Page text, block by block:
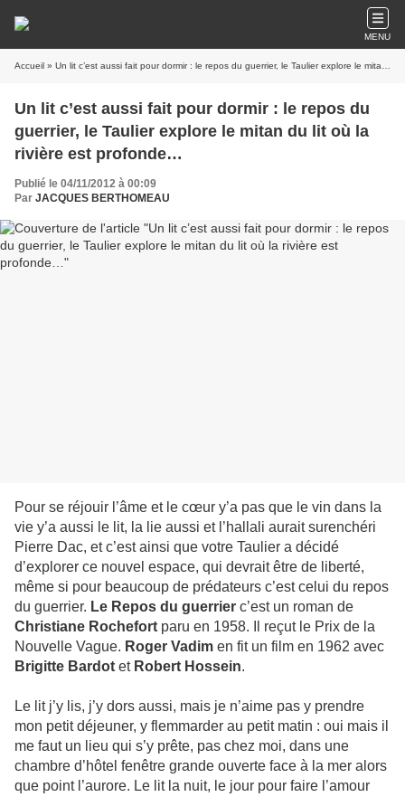
MENU
Accueil » Un lit c’est aussi fait pour dormir : le repos du guerrier, le Taulier explore le mitan du lit où la rivière est profonde…
Un lit c’est aussi fait pour dormir : le repos du
guerrier, le Taulier explore le mitan du lit où la
rivière est profonde…
Publié le 04/11/2012 à 00:09
Par JACQUES BERTHOMEAU
Pour se réjouir l’âme et le cœur y’a pas que le vin dans la
vie y’a aussi le lit, la lie aussi et l’hallali aurait surenchéri
Pierre Dac, et c’est ainsi que votre Taulier a décidé
d’explorer ce nouvel espace, qui devrait être de liberté,
même si pour beaucoup de prédateurs c’est celui du repos
du guerrier. Le Repos du guerrier c’est un roman de
Christiane Rochefort paru en 1958. Il reçut le Prix de la
Nouvelle Vague. Roger Vadim en fit un film en 1962 avec
Brigitte Bardot et Robert Hossein.
Le lit j’y lis, j’y dors aussi, mais je n’aime pas y prendre
mon petit déjeuner, y flemmarder au petit matin : oui mais il
me faut un lieu qui s’y prête, pas chez moi, dans une
chambre d’hôtel fenêtre grande ouverte face à la mer alors
que point l’aurore. Le lit la nuit, le jour pour faire l’amour